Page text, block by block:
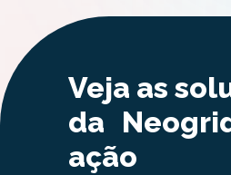
Veja as
da
ação